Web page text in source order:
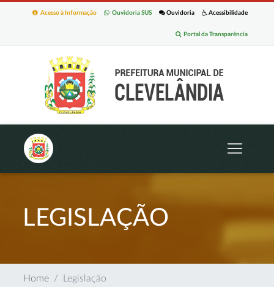
Acessibilidade
Ouvidoria
Ouvidoria SUS
Acesso à Informação
Portal da Transparência
LEGISLAÇÃO
Home Legislação